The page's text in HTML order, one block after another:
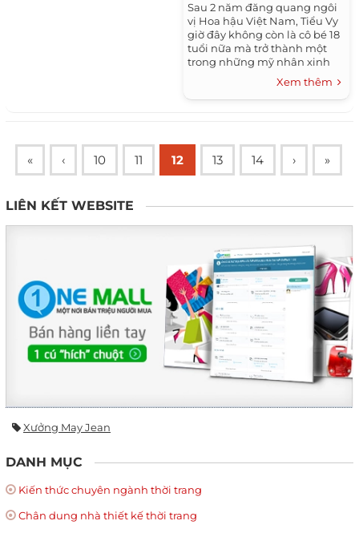
Sau 2 năm đăng quang ngôi
vị Hoa hậu Việt Nam, Tiểu Vy
giờ đây không còn là cô bé 18
tuổi nữa mà trở thành một
trong những mỹ nhân xinh
đẹp bậc nhất làng nhan sắc
Việt. Luôn được đánh giá...
Xem thêm
« ‹ 10 11 12 13 14 › »
LIÊN KẾT WEBSITE
Xưởng May Jean
DANH MỤC
Kiến thức chuyên ngành thời trang
Chân dung nhà thiết kế thời trang